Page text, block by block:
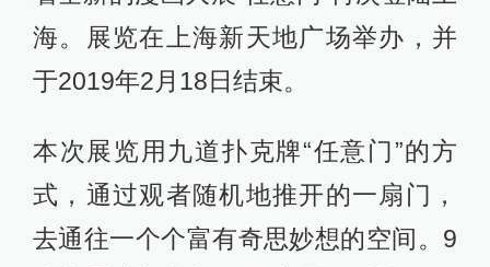
海。展览在上海新天地广场举办，并
于2019年2月18日结束。
本次展览用九道扑克牌“任意门”的方
式，通过观者随机地推开的一扇门，
去通往一个个富有奇思妙想的空间。9